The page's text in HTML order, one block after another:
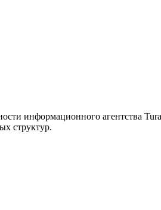
информационного агентства
структур.